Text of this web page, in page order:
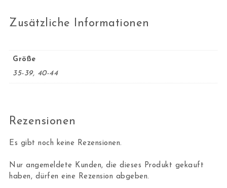
Zusätzliche Informationen
Größe
35-39, 40-44
Rezensionen
Es gibt noch keine Rezensionen.
Nur angemeldete Kunden, die dieses Produkt gekauft
haben, dürfen eine Rezension abgeben.